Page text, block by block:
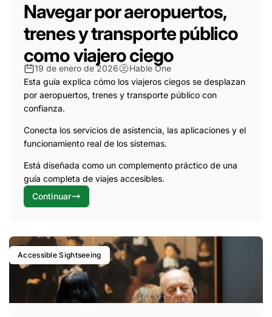
Navegar por aeropuertos,
trenes y transporte público
como viajero ciego
19 de enero de 2026
Hable One
Esta guía explica cómo los viajeros ciegos se desplazan
por aeropuertos, trenes y transporte público con
confianza.
Conecta los servicios de asistencia, las aplicaciones y el
funcionamiento real de los sistemas.
Está diseñada como un complemento práctico de una
guía completa de viajes accesibles.
Continuar
Accessible Sightseeing